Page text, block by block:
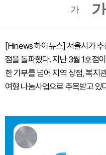
가
[Hinews 하이뉴스] 서울시가 추
점을 돌파했다. 지난 3월 1호점
한 기부를 넘어 지역 상점, 복지
여형 나눔사업으로 주목받고 있